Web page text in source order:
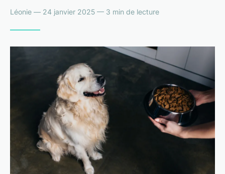
Léonie — 24 janvier 2025 — 3 min de lecture